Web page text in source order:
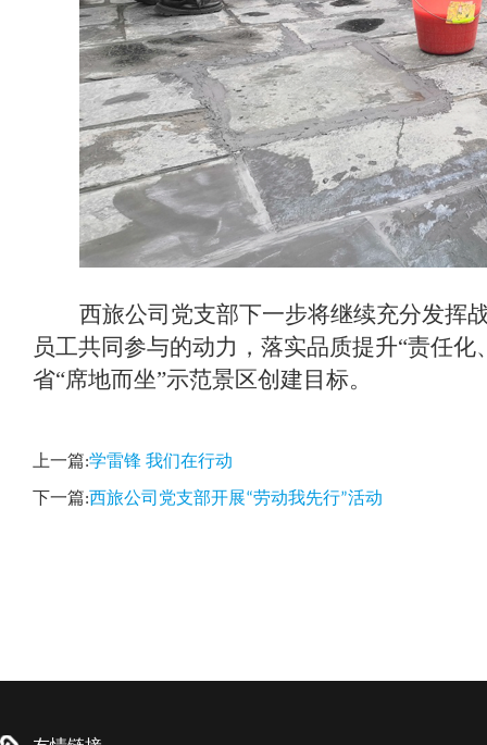
西旅公司党支部下一步将继续充分发挥
员工共同参与的动力，落实品质提升“责任
省“席地而坐”示范景区创建目标。
上一篇:学雷锋 我们在行动
下一篇:西旅公司党支部开展“劳动我先行”活动